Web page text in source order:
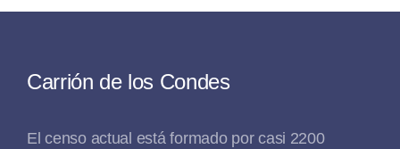
Carrión de los Condes
El censo actual está formado por casi 2200